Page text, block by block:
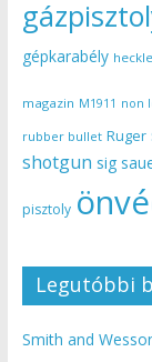
gépkarabély
magazin M1911 non
rubber bullet Ruger
shotgun sig
pisztoly
Legutóbbi
Smith and